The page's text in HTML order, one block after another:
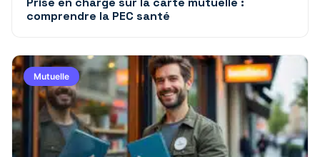
comprendre la PEC santé
Mutuelle